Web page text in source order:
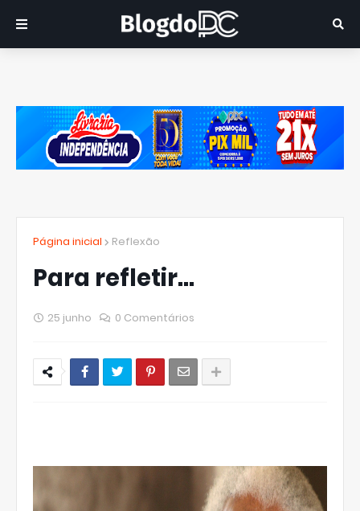
Página inicial Reflexão
Para refletir...
25 junho 0 Comentários